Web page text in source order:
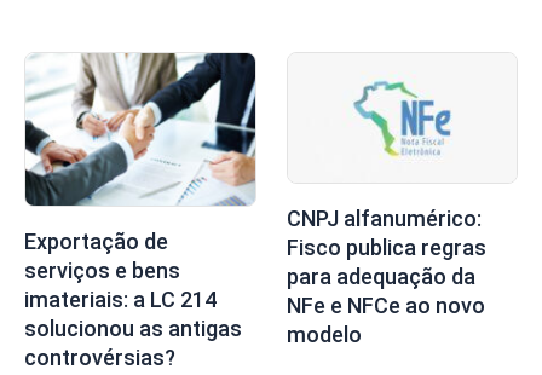
Exportação de
serviços e bens
imateriais: a LC 214
solucionou as antigas
controvérsias?
CNPJ alfanumérico:
Fisco publica regras
para adequação da
NFe e NFCe ao novo
modelo